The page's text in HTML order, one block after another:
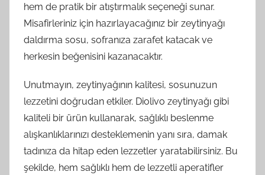
hem de pratik bir atıştırmalık seçeneği sunar.
Misafirleriniz için hazırlayacağınız bir zeytinyağı
daldırma sosu, sofranıza zarafet katacak ve
herkesin beğenisini kazanacaktır.
Unutmayın, zeytinyağının kalitesi, sosunuzun
lezzetini doğrudan etkiler. Diolivo zeytinyağı gibi
kaliteli bir ürün kullanarak, sağlıklı beslenme
alışkanlıklarınızı desteklemenin yanı sıra, damak
tadınıza da hitap eden lezzetler yaratabilirsiniz. Bu
şekilde, hem sağlıklı hem de lezzetli aperatifler